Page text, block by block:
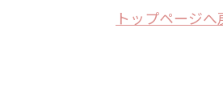
トップページへ